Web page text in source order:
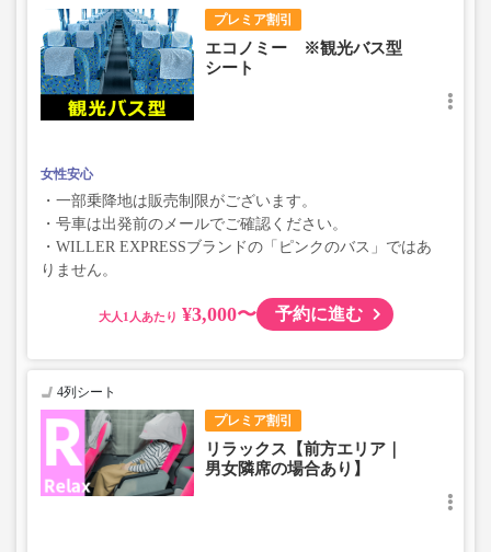
プレミア割引
エコノミー ※観光バス型
シート
女性安心
・一部乗降地は販売制限がございます。
・号車は出発前のメールでご確認ください。
・WILLER EXPRESSブランドの「ピンクのバス」ではあ
りません。
大人 ¥3,000〜 予約に進む
プレミア割引
4列シート
リラックス【前方エリア｜
男女隣席の場合あり】